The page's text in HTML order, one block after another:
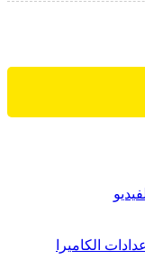
الكاميرا